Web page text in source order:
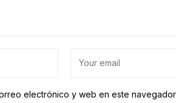
electrónico y web en este